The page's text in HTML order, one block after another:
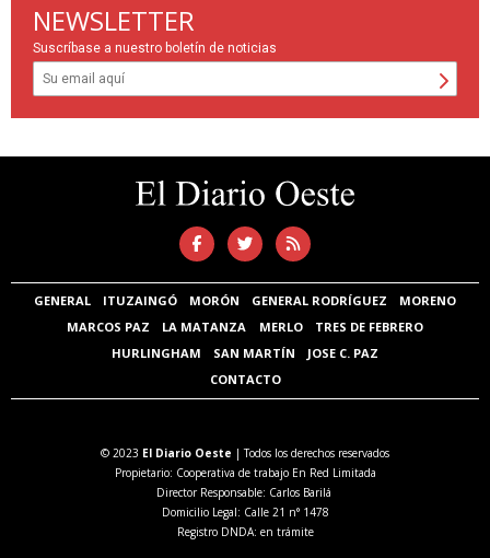
NEWSLETTER
Suscríbase a nuestro boletín de noticias
GENERAL ITUZAINGÓ MORÓN GENERAL RODRÍGUEZ
MORENO
MARCOS PAZ
LA MATANZA MERLO
TRES DE FEBRERO
HURLINGHAM
SAN MARTÍN
JOSE C. PAZ
CONTACTO
© 2023 El Diario Oeste | Todos los derechos reservados
Propietario: Cooperativa de trabajo En Red Limitada
Director Responsable: Carlos Barilá
Domicilio Legal: Calle 21 n° 1478
Registro DNDA: en trámite